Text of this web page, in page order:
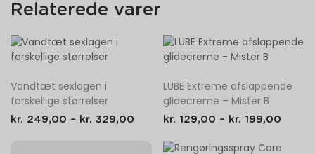
Relaterede varer
Vandtæt sexlagen i
forskellige størrelser
kr. 249,00 – kr. 329,00
LUBE Extreme afslappende
glidecreme – Mister B
kr. 129,00 – kr. 199,00